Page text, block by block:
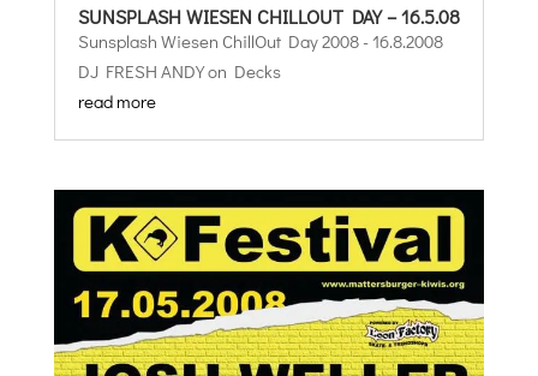
SUNSPLASH WIESEN CHILLOUT DAY – 16.5.08
Sunsplash Wiesen ChillOut Day 2008 - 16.8.2008
DJ FRESH ANDY on Decks
read more